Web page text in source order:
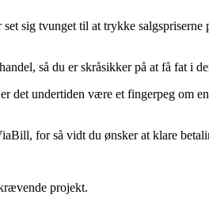
sig tvunget til at trykke salgspriserne
så du er skråsikker på at få fat i
det undertiden være et fingerpeg om
for så vidt du ønsker at klare
projekt.